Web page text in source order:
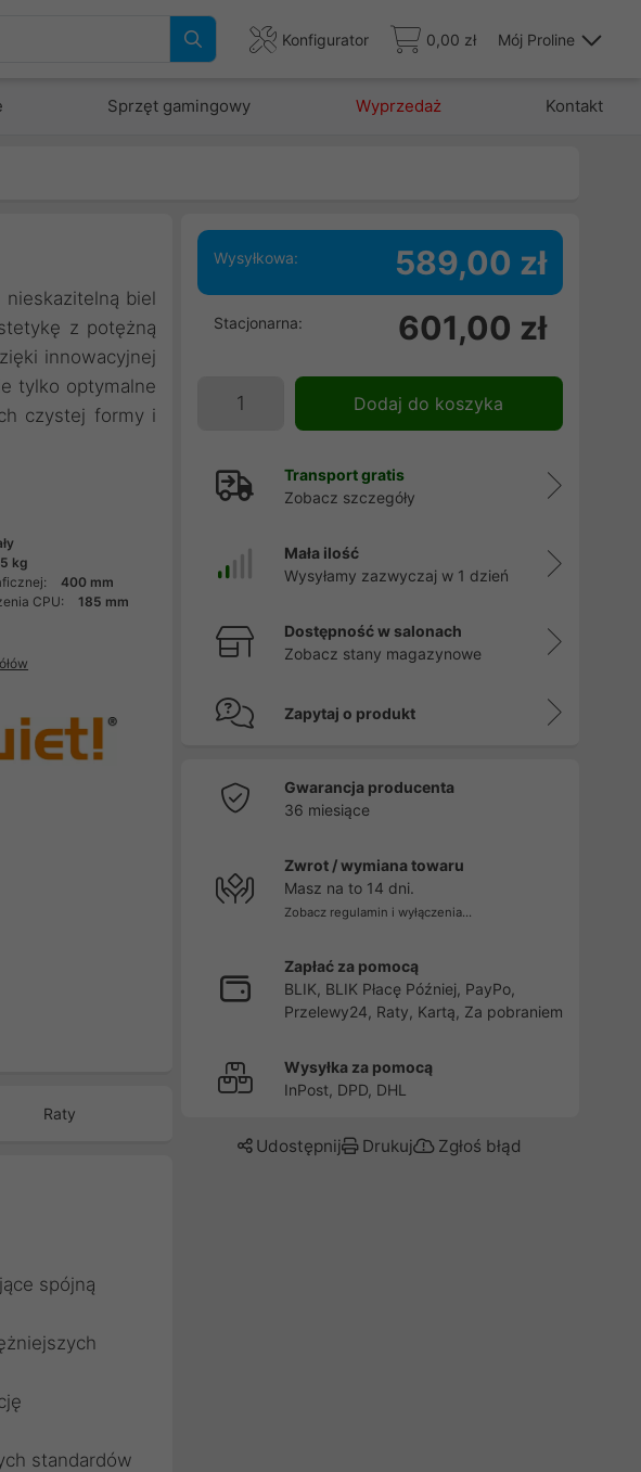
Konfigurator 0,00 zł Mój Proline
Sprzęt gamingowy Wyprzedaż Kontakt
biel
z potężną
innowacyjnej
tylko optymalne
czystej formy i
kg
400 mm
CPU:
185 mm
Raty
spójną
standardów
Wysyłkowa: 589,00 zł
Stacjonarna: 601,00 zł
Dodaj do koszyka
Transport gratis
Zobacz szczegóły
Mała ilość
Wysyłamy zazwyczaj w 1 dzień
Dostępność w salonach
Zobacz stany magazynowe
Zapytaj o produkt
Gwarancja producenta
36 miesiące
Zwrot / wymiana towaru
Masz na to 14 dni.
Zobacz regulamin i wyłączenia...
Zapłać za pomocą
BLIK, BLIK Płacę Później, PayPo,
Przelewy24, Raty, Kartą, Za pobraniem
Wysyłka za pomocą
InPost, DPD, DHL
Udostępnij Drukuj Zgłoś błąd